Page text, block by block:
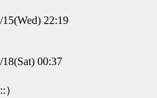
22:19
00:37